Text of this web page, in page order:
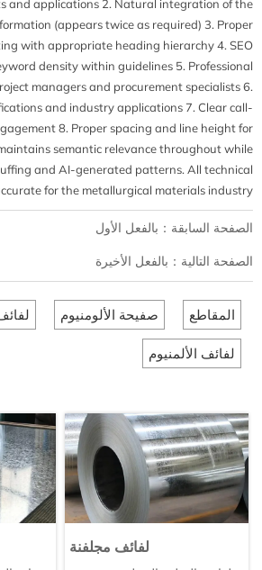
and applications 2. Natural integration of the
(appears twice as required) 3. Proper
with appropriate heading hierarchy 4. SEO
density within guidelines 5. Professional
managers and procurement specialists 6.
and industry applications 7. Clear call-
8. Proper spacing and line height for
semantic relevance throughout while
and AI-generated patterns. All technical
for the metallurgical materials industry.
الصفحة السابقة：بالفعل الأول
الصفحة التالية：بالفعل الأخيرة
المقاطع صفيحة الألومنيوم
لفائف الألمنيوم
لفائف مجلفنة